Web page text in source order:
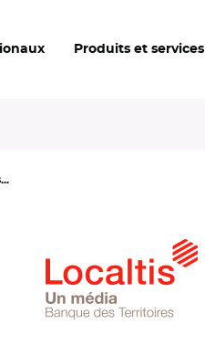
Produits et services